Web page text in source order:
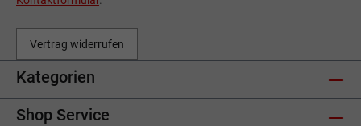
Vertrag widerrufen
Kategorien
Shop Service